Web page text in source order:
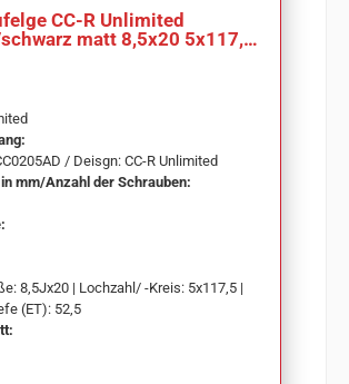
CC-R Unlimited
matt 8,5x20 5x117,5
/ Deisgn: CC-R Unlimited
mm/Anzahl der Schrauben:
8,5Jx20 | Lochzahl/ -Kreis: 5x117,5 |
(ET): 52,5